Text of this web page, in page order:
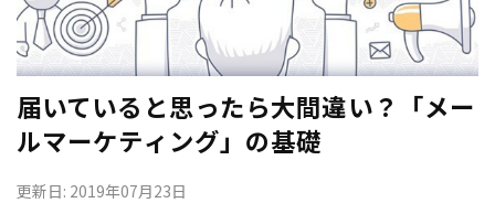
届いていると思ったら大間違い？「メー
ルマーケティング」の基礎
更新日: 2019年07月23日